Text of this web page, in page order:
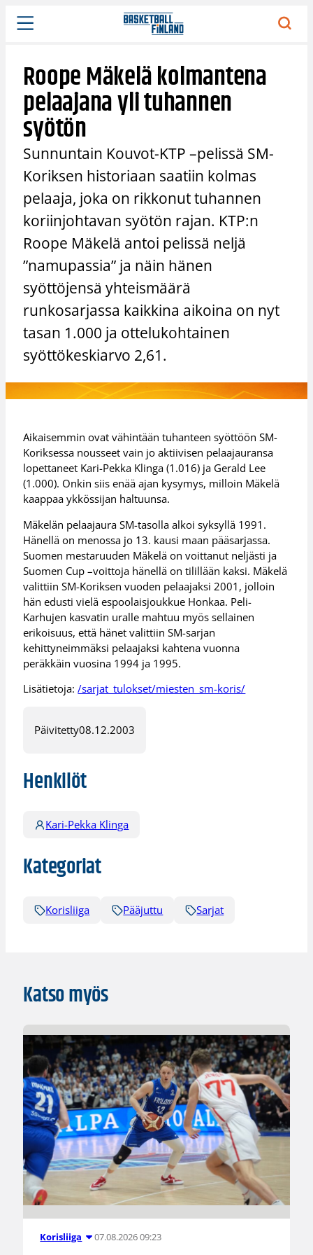
Siirry
sisältöön
Roope Mäkelä kolmantena
pelaajana yli tuhannen
syötön
Sunnuntain Kouvot-KTP –pelissä SM-
Koriksen historiaan saatiin kolmas
pelaaja, joka on rikkonut tuhannen
koriinjohtavan syötön rajan. KTP:n
Roope Mäkelä antoi pelissä neljä
”namupassia” ja näin hänen
syöttöjensä yhteismäärä
runkosarjassa kaikkina aikoina on nyt
tasan 1.000 ja ottelukohtainen
syöttökeskiarvo 2,61.
Aikaisemmin ovat vähintään tuhanteen syöttöön SM-
Koriksessa nousseet vain jo aktiivisen pelaajauransa
lopettaneet Kari-Pekka Klinga (1.016) ja Gerald Lee
(1.000). Onkin siis enää ajan kysymys, milloin Mäkelä
kaappaa ykkössijan haltuunsa.
Mäkelän pelaajaura SM-tasolla alkoi syksyllä 1991.
Hänellä on menossa jo 13. kausi maan pääsarjassa.
Suomen mestaruuden Mäkelä on voittanut neljästi ja
Suomen Cup –voittoja hänellä on tilillään kaksi. Mäkelä
valittiin SM-Koriksen vuoden pelaajaksi 2001, jolloin
hän edusti vielä espoolaisjoukkue Honkaa. Peli-
Karhujen kasvatin uralle mahtuu myös sellainen
erikoisuus, että hänet valittiin SM-sarjan
kehittyneimmäksi pelaajaksi kahtena vuonna
peräkkäin vuosina 1994 ja 1995.
Lisätietoja:/sarjat_tulokset/miesten_sm-koris/
Päivitetty08.12.2003
Henkilöt
Kari-Pekka Klinga
Kategoriat
Korisliiga Pääjuttu Sarjat
Katso myös
Korisliiga 07.08.2026 09:23